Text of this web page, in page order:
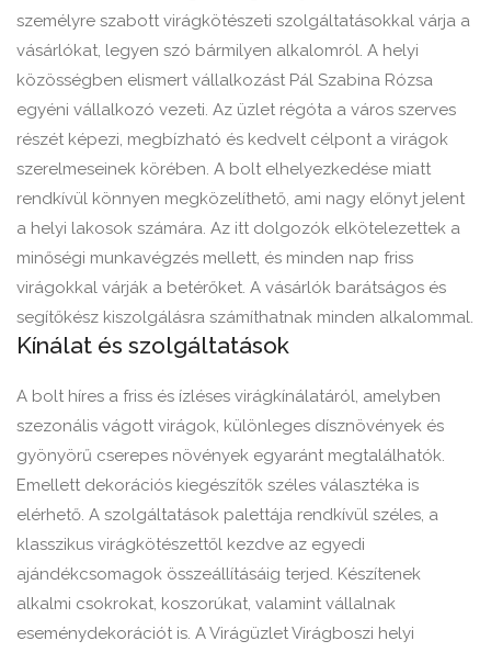
személyre szabott virágkötészeti szolgáltatásokkal várja a
vásárlókat, legyen szó bármilyen alkalomról. A helyi
közösségben elismert vállalkozást Pál Szabina Rózsa
egyéni vállalkozó vezeti. Az üzlet régóta a város szerves
részét képezi, megbízható és kedvelt célpont a virágok
szerelmeseinek körében. A bolt elhelyezkedése miatt
rendkívül könnyen megközelíthető, ami nagy előnyt jelent
a helyi lakosok számára. Az itt dolgozók elkötelezettek a
minőségi munkavégzés mellett, és minden nap friss
virágokkal várják a betérőket. A vásárlók barátságos és
segítőkész kiszolgálásra számíthatnak minden alkalommal.
Kínálat és szolgáltatások
A bolt híres a friss és ízléses virágkínálatáról, amelyben
szezonális vágott virágok, különleges dísznövények és
gyönyörű cserepes növények egyaránt megtalálhatók.
Emellett dekorációs kiegészítők széles választéka is
elérhető. A szolgáltatások palettája rendkívül széles, a
klasszikus virágkötészettől kezdve az egyedi
ajándékcsomagok összeállításáig terjed. Készítenek
alkalmi csokrokat, koszorúkat, valamint vállalnak
eseménydekorációt is. A Virágüzlet Virágboszi helyi